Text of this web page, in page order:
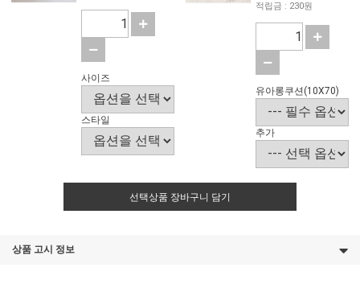
사이즈
스타일
적립금 : 230원
유아롱쿠션(10X70)
추가
선택상품 장바구니 담기
상품 고시 정보